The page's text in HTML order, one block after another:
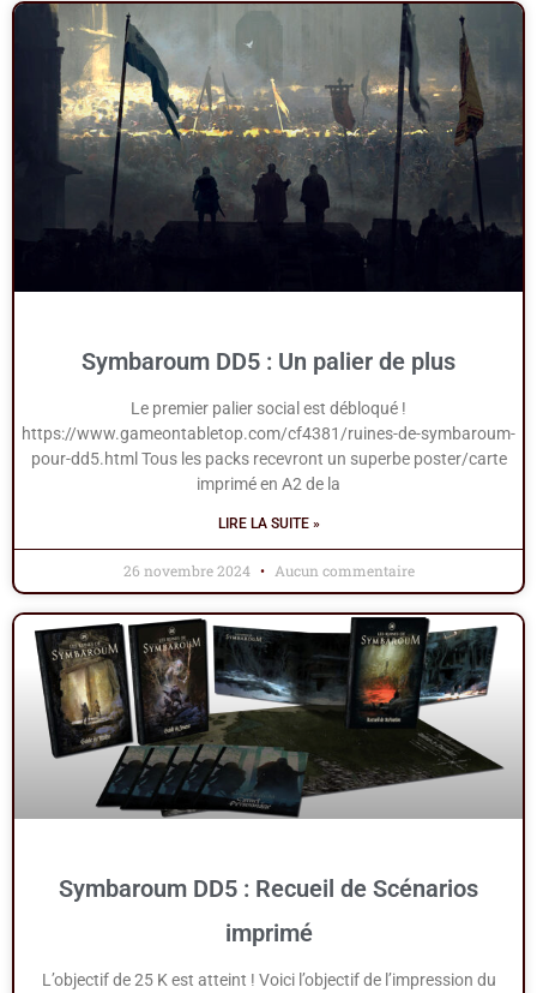
Symbaroum DD5 : Un palier de plus
Le premier palier social est débloqué !
https://www.gameontabletop.com/cf4381/ruines-de-symbaroum-
pour-dd5.html Tous les packs recevront un superbe poster/carte
imprimé en A2 de la
LIRE LA SUITE »
26 novembre 2024 Aucun commentaire
Symbaroum DD5 : Recueil de Scénarios
imprimé
L’objectif de 25 K est atteint ! Voici l’objectif de l’impression du